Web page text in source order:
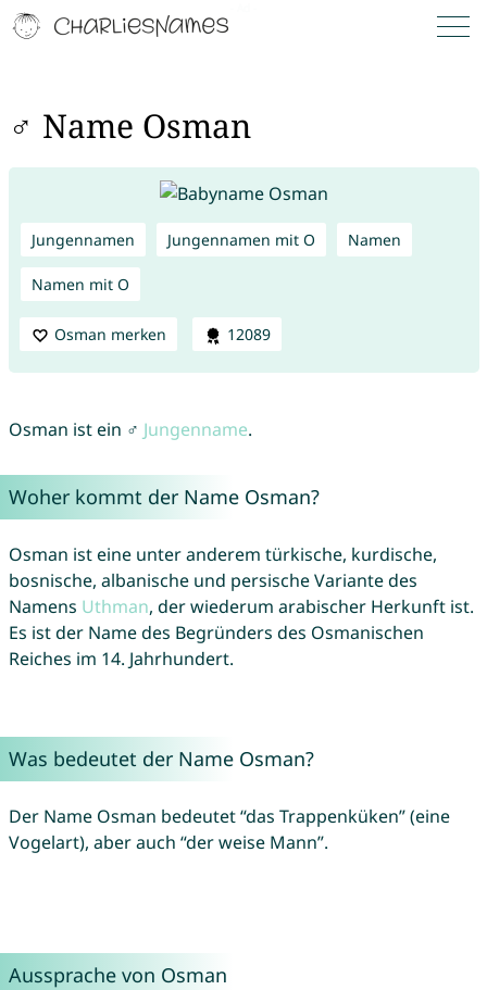
♂ Name Osman
Jungennamen Jungennamen mit O Namen
Namen mit O
Osman merken 12089
Osman ist ein ♂ Jungenname.
Woher kommt der Name Osman?
Osman ist eine unter anderem türkische, kurdische,
bosnische, albanische und persische Variante des
Namens Uthman, der wiederum arabischer Herkunft ist.
Es ist der Name des Begründers des Osmanischen
Reiches im 14. Jahrhundert.
Was bedeutet der Name Osman?
Der Name Osman bedeutet “das Trappenküken” (eine
Vogelart), aber auch “der weise Mann”.
Aussprache von Osman